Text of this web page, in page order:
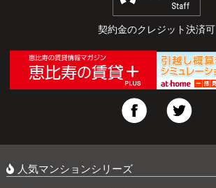
契約金のクレジット決済可
人気マンションシリーズ